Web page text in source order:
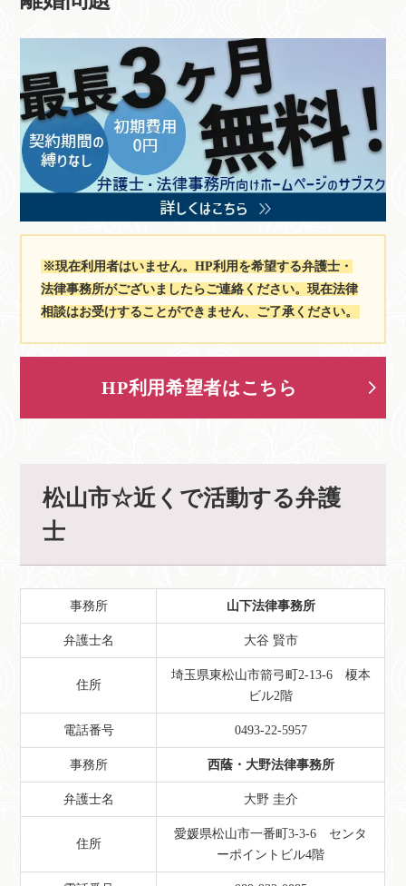
※現在利用者はいません。HP利用を希望する弁護士・
法律事務所がございましたらご連絡ください。現在法律
相談はお受けすることができません、ご了承ください。
HP利用希望者はこちら
松山市☆近くで活動する弁護
士
事務所 山下法律事務所
弁護士名 大谷 賢市
住所
埼玉県東松山市箭弓町2-13-6 榎本
ビル2階
電話番号 0493-22-5957
事務所 西蔭・大野法律事務所
弁護士名 大野 圭介
住所
愛媛県松山市一番町3-3-6 センタ
ーポイントビル4階